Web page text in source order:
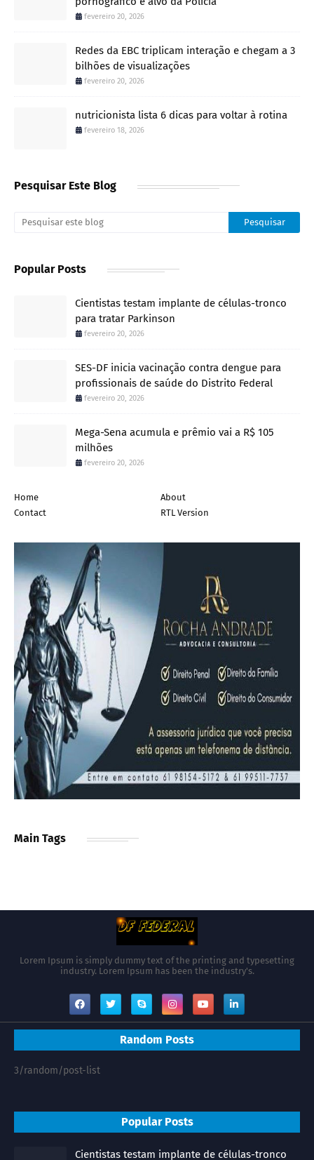
fevereiro 20, 2026
Redes da EBC triplicam interação e chegam a 3
bilhões de visualizações
fevereiro 20, 2026
nutricionista lista 6 dicas para voltar à rotina
fevereiro 18, 2026
Pesquisar Este Blog
Popular Posts
Cientistas testam implante de células-tronco
para tratar Parkinson
fevereiro 20, 2026
SES-DF inicia vacinação contra dengue para
profissionais de saúde do Distrito Federal
fevereiro 20, 2026
Mega-Sena acumula e prêmio vai a R$ 105
milhões
fevereiro 20, 2026
Home
About
Contact
RTL Version
Main Tags
Lorem Ipsum is simply dummy text of the printing and typesetting
industry. Lorem Ipsum has been the industry's.
Random Posts
3/random/post-list
Popular Posts
Cientistas testam implante de células-tronco